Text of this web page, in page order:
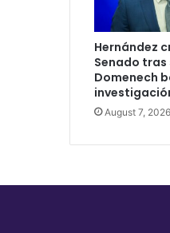
Hernández
Senado tras
Domenech
August 7, 2026